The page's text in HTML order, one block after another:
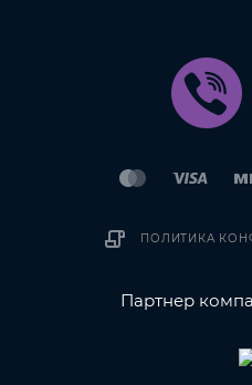
ПОЛИТИКА
Партнер